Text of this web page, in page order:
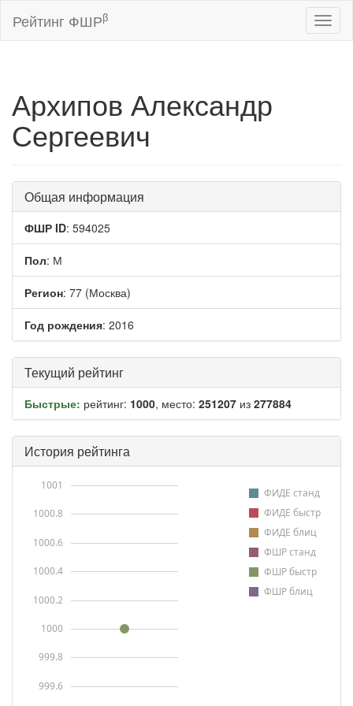
Рейтинг ФШРβ
Архипов Александр
Сергеевич
Общая информация
ФШР ID: 594025
Пол: М
Регион: 77 (Москва)
Год рождения: 2016
Текущий рейтинг
Быстрые: рейтинг: 1000, место: 251207 из 277884
История рейтинга
ФИДЕ станд
ФИДЕ быстр
ФИДЕ блиц
ФШР станд
ФШР быстр
ФШР блиц
999.6
999.8
1000
1000.2
1000.4
1000.6
1000.8
1001